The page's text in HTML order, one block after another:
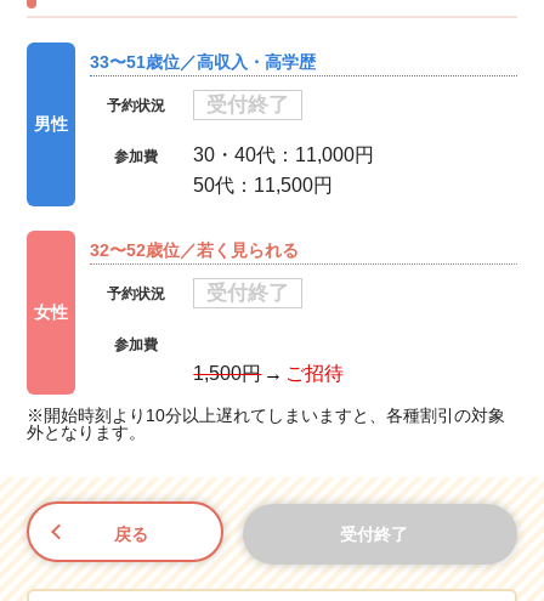
男性
33〜51歳位／高収入・高学歴
予約状況 受付終了
参加費
30・40代：11,000円
50代：11,500円
女性
32〜52歳位／若く見られる
予約状況 受付終了
参加費
1,500円 ご招待
※開始時刻より10分以上遅れてしまいますと、各種割引の対象
外となります。
戻る 受付終了